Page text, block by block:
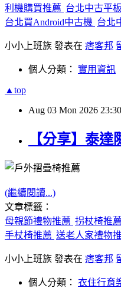
利機購買推薦 台北中古平
台北買Android中古機 台北
小小上班族 發表在 痞客邦
個人分類： 實用資訊
▲top
Aug 03 Mon 2026 23:30
【分享】泰
(繼續閱讀...)
文章標籤：
母親節禮物推薦 拐杖椅推薦
手杖椅推薦 送老人家禮物
小小上班族 發表在 痞客邦
個人分類： 衣住行育